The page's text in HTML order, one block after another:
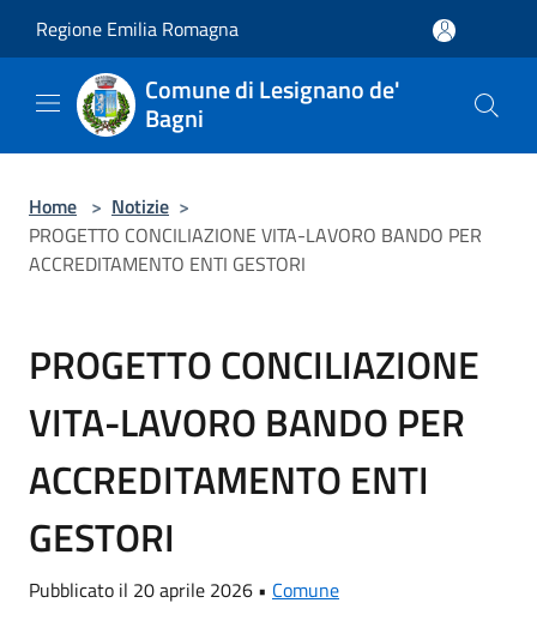
Regione Emilia Romagna
Comune di Lesignano de'
Bagni
Home > Notizie >
PROGETTO CONCILIAZIONE VITA-LAVORO BANDO PER
ACCREDITAMENTO ENTI GESTORI
PROGETTO CONCILIAZIONE
VITA-LAVORO BANDO PER
ACCREDITAMENTO ENTI
GESTORI
Pubblicato il 20 aprile 2026 • Comune